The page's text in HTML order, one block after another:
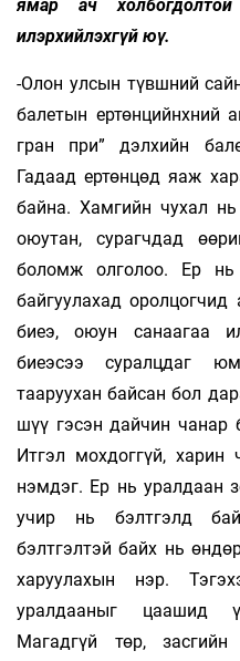
ямар ач
илэрхийлэхгүй юү.
-Олон улсын түвшний
балетын ертөнцийнхний
гран при” дэлхийн
Гадаад ертөнцөд яаж
байна. Хамгийн чухал
оюутан, сурагчдад
боломж олголоо. Ер
байгуулахад
биеэ, оюун санаагаа
биеэсээ суралцдаг
тааруухан байсан бол
шүү гэсэн дайчин чанар
Итгэл мохдоггүй,
нэмдэг. Ер нь уралдаан
учир нь бэлтгэлд
бэлтгэлтэй байх нь
харуулахын нэр.
уралдааныг цаашид
Магадгүй төр,